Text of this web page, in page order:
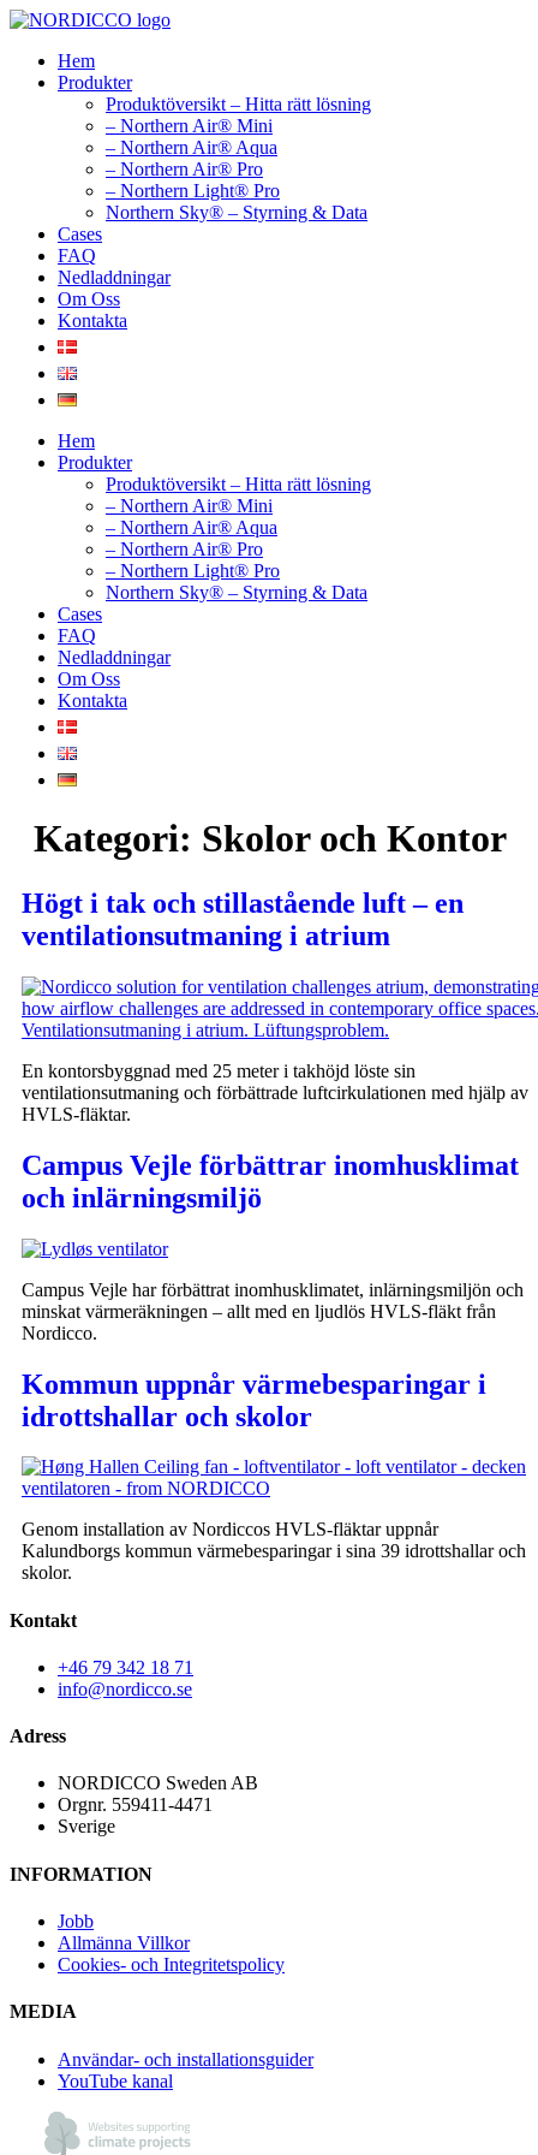
Hoppa
innehållHem
Produkter
Produktöversikt – Hitta rätt lösning
– Northern Air® Mini
– Northern Air® Aqua
– Northern Air® Pro
– Northern Light® Pro
Northern Sky® – Styrning & Data
Cases
FAQ
Nedladdningar
Om Oss
Kontakta
Hem
Produkter
Produktöversikt – Hitta rätt lösning
– Northern Air® Mini
– Northern Air® Aqua
– Northern Air® Pro
– Northern Light® Pro
Northern Sky® – Styrning & Data
Cases
FAQ
Nedladdningar
Om Oss
Kontakta
Kategori: Skolor och Kontor
Högt i tak och stillastående luft – en
ventilationsutmaning i atrium
En kontorsbyggnad med 25 meter i takhöjd löste sin
ventilationsutmaning och förbättrade luftcirkulationen med hjälp av
HVLS-fläktar.
Campus Vejle förbättrar inomhusklimat
och inlärningsmiljö
Campus Vejle har förbättrat inomhusklimatet, inlärningsmiljön och
minskat värmeräkningen – allt med en ljudlös HVLS-fläkt från
Nordicco.
Kommun uppnår värmebesparingar i
idrottshallar och skolor
Genom installation av Nordiccos HVLS-fläktar uppnår
Kalundborgs kommun värmebesparingar i sina 39 idrottshallar och
skolor.
Kontakt
+46 79 342 18 71
info@nordicco.se
Adress
NORDICCO Sweden AB
Orgnr. 559411-4471
Sverige
INFORMATION
Jobb
Allmänna Villkor
Cookies- och Integritetspolicy
MEDIA
Användar- och installationsguider
YouTube kanal